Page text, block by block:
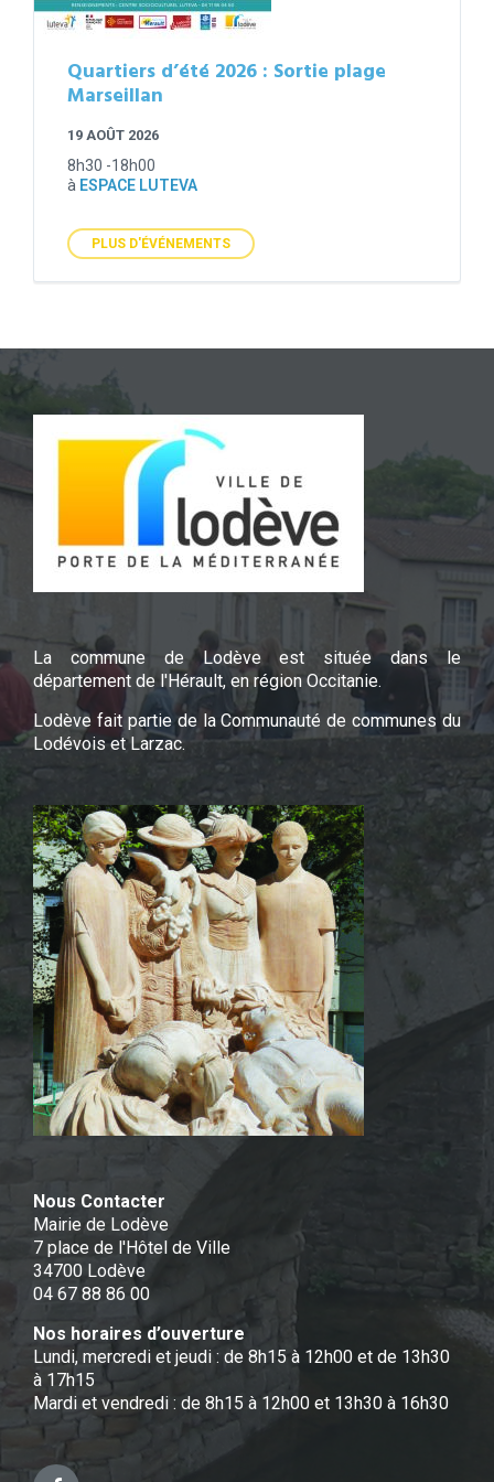
Quartiers d’été 2026 : Sortie plage
Marseillan
19 AOÛT 2026
8h30 -18h00
à ESPACE LUTEVA
PLUS D'ÉVÉNEMENTS
La commune de Lodève est située dans le
département de l'Hérault, en région Occitanie.
Lodève fait partie de la Communauté de communes du
Lodévois et Larzac.
Nous Contacter
Mairie de Lodève
7 place de l'Hôtel de Ville
34700 Lodève
04 67 88 86 00
Nos horaires d’ouverture
Lundi, mercredi et jeudi : de 8h15 à 12h00 et de 13h30
à 17h15
Mardi et vendredi : de 8h15 à 12h00 et 13h30 à 16h30